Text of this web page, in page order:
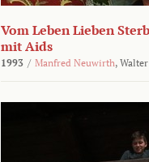
Vom Leben Lieben
mit Aids
1993 / Manfred Neuwirth,